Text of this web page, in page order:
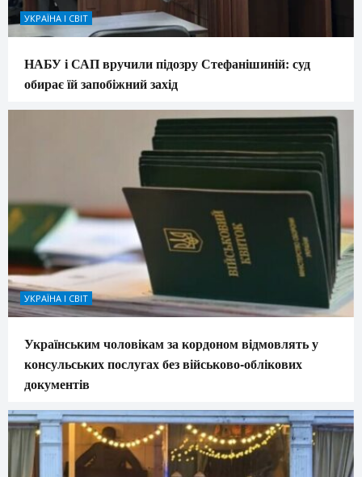
УКРАЇНА І СВІТ
НАБУ і САП вручили підозру Стефанішиній: суд
обирає їй запобіжний захід
УКРАЇНА І СВІТ
Українським чоловікам за кордоном відмовлять у
консульських послугах без військово-облікових
документів